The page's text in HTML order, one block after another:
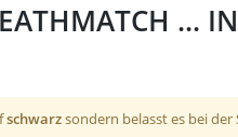
...
schwarzsondern belasst es bei